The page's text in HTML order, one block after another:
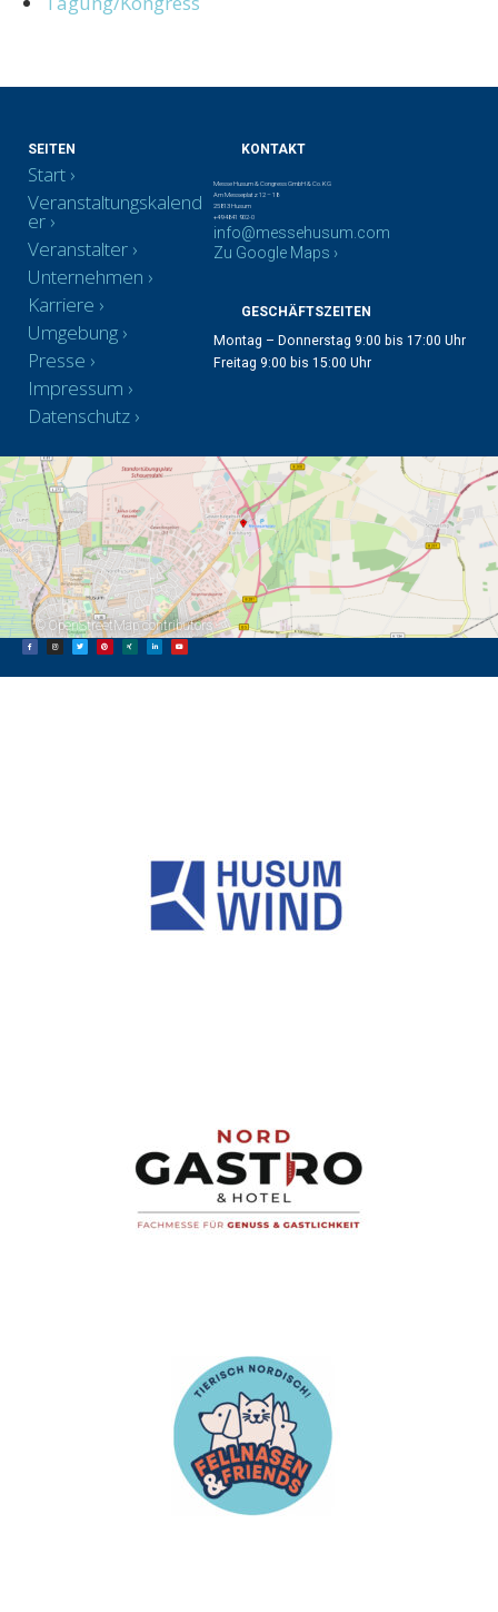
SEITEN
Start
Veranstaltungskalend
er
Veranstalter
Unternehmen
Karriere
Umgebung
Presse
Impressum
Datenschutz
KONTAKT
Messe Husum & Congress GmbH & Co. KG
Am Messeplatz 12 – 18
25813 Husum
+49 4841 902-0
info@messehusum.com
Zu Google Maps ›
GESCHÄFTSZEITEN
Montag – Donnerstag 9:00 bis 17:00 Uhr
Freitag 9:00 bis 15:00 Uhr
© OpenStreetMapcontributors